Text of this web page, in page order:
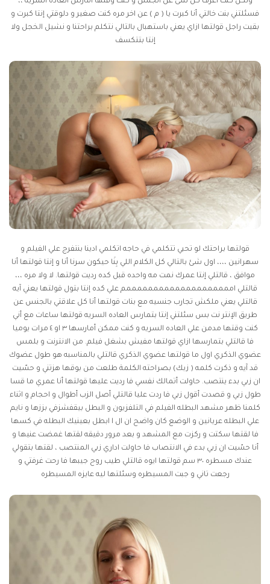
فسئلتني بنت خالتي أنا كبرت يا ( م ) عن اخر مره كنت صغير و دلوقتي إنتا كبرت و
بقيت راجل قولتها ازاي يعني باستهبال بالتالي نتكلم براحتنا و نشيل الخجل ولا
إنتا بتتكسف
قولتها براحتك لو تحبي تتكلمي في حاجه اتكلمي ادينا بنتفرج علي الفيلم و
سهرانين ،،،، اول شئ بالتالي كل الكلام اللي بِنَا حيكون سرنا أنا و إنتا قولتها أنا
موافق ، قالتلي إنتا عمرك نمت مه واحده قبل كده رديت قولتها. لا ولا مره ،،،
قالتلي اممممممممممممممممممممم علي كده إنتا بتول قولتها يعني آيه
قالتلي يعني ملكش تجارب جنسيه مع بنات قولتها أنا كل علاقتي بالجنس عن
طريق الإنتر نت بس سئلتني إنتا بتمارس العاده السريه قولتها ساعات مع أني
كنت وقتها مدمن علي العاده السريه و كنت ممكن أمارسها ٣ او ٤ مرات يوميا
فا قالتلي بتمارسها ازاي قولتها مفيش بشغل فيلم. من الانترنت و بلمس
عضوي الذكري اول ما قولتها عضوي الذكري قالتلي بالمناسبه هو طول عضوك
قد آيه و ذكرت كلمه ( زبك) بصراحته الكلمة طلعت من بوقها هزتني و حسّيت
ان زبي بدء ينتصب. حاولت أتمالك نفسي فا رديت عليها قولتها أنا عمري ما قسا
طول زبي و قصدت أقول زبي فا ردت عليا قالتلي أصل الزب أطوال و احجام و اثناء
كلمنا ظهر مشهد البطله الفيلم في التلفزيون و البطل بيقفشزفي بززها و نايم
علي البطله عريانين و الوضع كان واضح ان ال ا ابطل بعينيك البطله في كسها
فا لقتها سكتت و ركزت مع المشهد و بعد مرور دقيقه لقتها غمضت عنيها و
أنا حسّيت ان زبي بدء في الانتصاب فا حاولت اداري زبي المنتصب ، لقتها بتقولي
عندك مسطره ٣٠ سم قولتها ايوه قالتلي طيب روح جيبها فا رحت غرفتي و
رجعت تاني و جبت المسيطره وسئلتها ليه عايزه المسيطره